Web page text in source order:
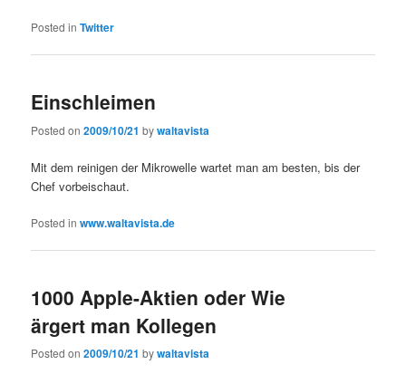
Posted in Twitter
Einschleimen
Posted on2009/10/21 bywaltavista
Mit dem reinigen der Mikrowelle wartet man am besten, bis der
Chef vorbeischaut.
Posted in www.waltavista.de
1000 Apple-Aktien oder Wie
ärgert man Kollegen
Posted on2009/10/21 bywaltavista